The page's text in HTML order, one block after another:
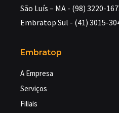
São Luís – MA - (98) 3220-
Embratop Sul - (41) 3015-
Embratop
A Empresa
Serviços
Filiais